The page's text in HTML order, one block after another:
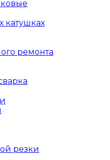
катушках
ремонта
резки